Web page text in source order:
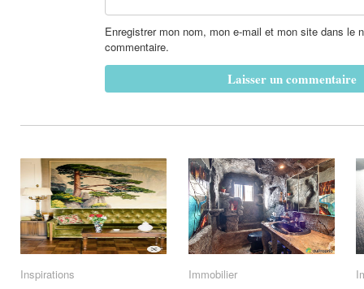
Enregistrer mon nom, mon e-mail et mon site dans le
commentaire.
Inspirations
Inspirations Immobilier
Immobilier